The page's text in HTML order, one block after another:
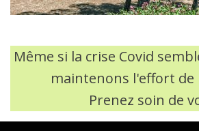
Même si la crise Covid
maintenons l'effort
Prenez soin de